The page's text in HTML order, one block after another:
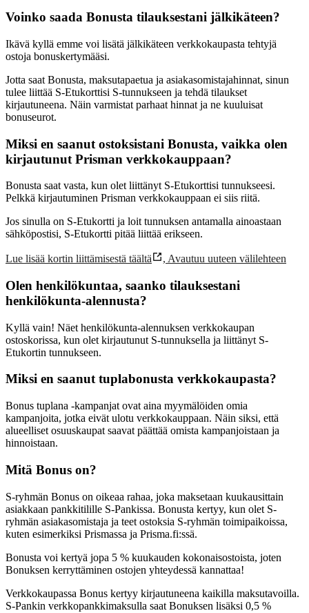
Voinko saada Bonusta tilauksestani jälkikäteen?
Ikävä kyllä emme voi lisätä jälkikäteen verkkokaupasta tehtyjä
ostoja bonuskertymääsi.
Jotta saat Bonusta, maksutapaetua ja asiakasomistajahinnat, sinun
tulee liittää S-Etukorttisi S-tunnukseen ja tehdä tilaukset
kirjautuneena. Näin varmistat parhaat hinnat ja ne kuuluisat
bonuseurot.
Miksi en saanut ostoksistani Bonusta, vaikka olen
kirjautunut Prisman verkkokauppaan?
Bonusta saat vasta, kun olet liittänyt S-Etukorttisi tunnukseesi.
Pelkkä kirjautuminen Prisman verkkokauppaan ei siis riitä.
Jos sinulla on S-Etukortti ja loit tunnuksen antamalla ainoastaan
sähköpostisi, S-Etukortti pitää liittää erikseen.
Lue lisää kortin liittämisestä täältä , Avautuu uuteen välilehteen
Olen henkilökuntaa, saanko tilauksestani
henkilökunta-alennusta?
Kyllä vain! Näet henkilökunta-alennuksen verkkokaupan
ostoskorissa, kun olet kirjautunut S-tunnuksella ja liittänyt S-
Etukortin tunnukseen.
Miksi en saanut tuplabonusta verkkokaupasta?
Bonus tuplana -kampanjat ovat aina myymälöiden omia
kampanjoita, jotka eivät ulotu verkkokauppaan. Näin siksi, että
alueelliset osuuskaupat saavat päättää omista kampanjoistaan ja
hinnoistaan.
Mitä Bonus on?
S-ryhmän Bonus on oikeaa rahaa, joka maksetaan kuukausittain
asiakkaan pankkitilille S-Pankissa. Bonusta kertyy, kun olet S-
ryhmän asiakasomistaja ja teet ostoksia S-ryhmän toimipaikoissa,
kuten esimerkiksi Prismassa ja Prisma.fi:ssä.
Bonusta voi kertyä jopa 5 % kuukauden kokonaisostoista, joten
Bonuksen kerryttäminen ostojen yhteydessä kannattaa!
Verkkokaupassa Bonus kertyy kirjautuneena kaikilla maksutavoilla.
S-Pankin verkkopankkimaksulla saat Bonuksen lisäksi 0,5 %